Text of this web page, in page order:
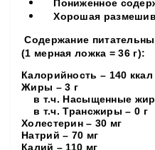
Пониженное
Хорошая
Содержание
(1 мерная ложка = 36 г):
Калорийность – 140 ккал
Жиры – 3 г
в т.ч. Насыщенные
в т.ч. Трансжиры – 0 г
Холестерин – 30 мг
Натрий – 70 мг
Калий – 110 мг